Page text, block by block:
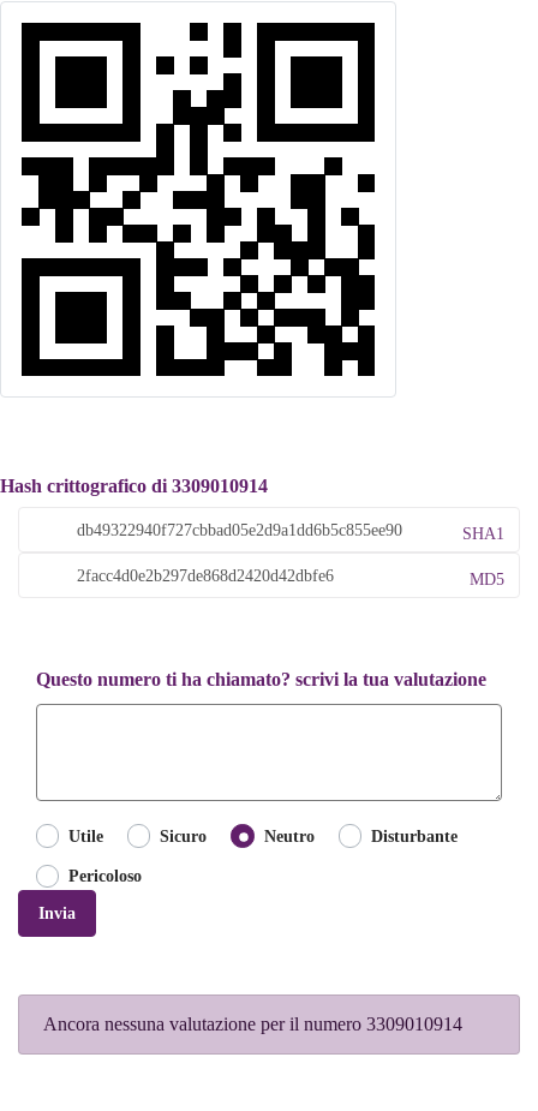
Hash crittografico di 3309010914
SHA1
MD5
Questo numero ti ha chiamato? scrivi la tua valutazione
Utile Sicuro Neutro Disturbante
Pericoloso
Invia
Ancora nessuna valutazione per il numero 3309010914